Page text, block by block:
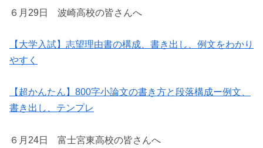
６月29日 波崎高校の皆さんへ
【大学入試】志望理由書の構成、書き出し、例文をわかり
やすく
【超かんたん】800字小論文の書き方と段落構成ー例文、
書き出し、テンプレ
６月24日 富士宮東高校の皆さんへ